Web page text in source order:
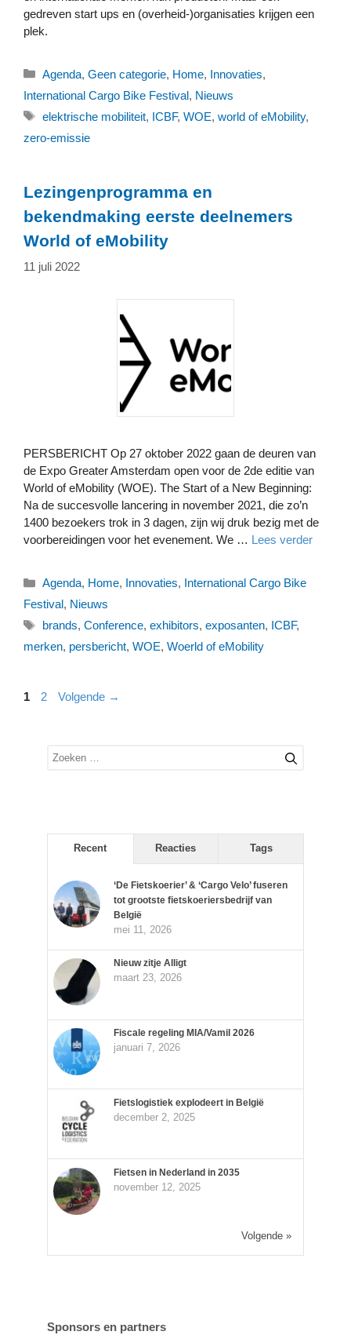
gedreven start ups en (overheid-)organisaties krijgen een
plek.
Categorieën
Agenda, Geen categorie, Home, Innovaties,
International Cargo Bike Festival, Nieuws
Tags
elektrische mobiliteit, ICBF, WOE, world of eMobility,
zero-emissie
Lezingenprogramma en
bekendmaking eerste deelnemers
World of eMobility
11 juli 2022
PERSBERICHT Op 27 oktober 2022 gaan de deuren van
de Expo Greater Amsterdam open voor de 2de editie van
World of eMobility (WOE). The Start of a New Beginning:
Na de succesvolle lancering in november 2021, die zo’n
1400 bezoekers trok in 3 dagen, zijn wij druk bezig met de
voorbereidingen voor het evenement. We … Lees verder
Categorieën
Agenda, Home, Innovaties, International Cargo Bike
Festival, Nieuws
Tags
brands, Conference, exhibitors, exposanten, ICBF,
merken, persbericht, WOE, Woerld of eMobility
Pagina
1 Pagina
2 Volgende →
Zoek
Recent Reacties Tags
‘De Fietskoerier’ & ‘Cargo Velo’ fuseren
tot grootste fietskoeriersbedrijf van
België
mei 11, 2026
Nieuw zitje Alligt
maart 23, 2026
Fiscale regeling MIA/Vamil 2026
januari 7, 2026
Fietslogistiek explodeert in België
december 2, 2025
Fietsen in Nederland in 2035
november 12, 2025
Volgende »
Sponsors en partners